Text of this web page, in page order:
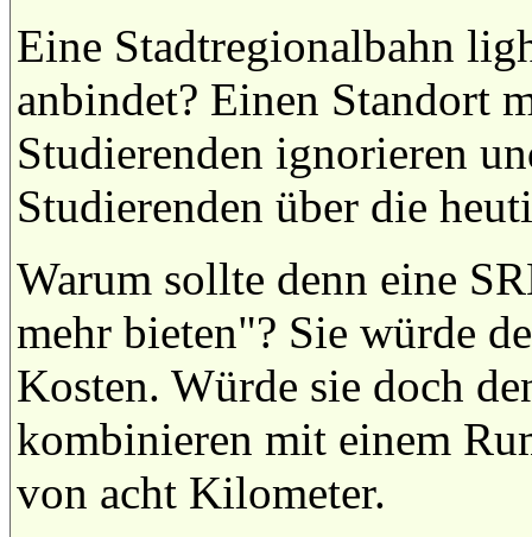
Eine Stadtregionalbahn
anbindet? Einen Standort
Studierenden ignorieren
Studierenden über die
Warum sollte denn eine
mehr bieten"? Sie würde
Kosten. Würde sie doch
kombinieren mit einem
von acht Kilometer.